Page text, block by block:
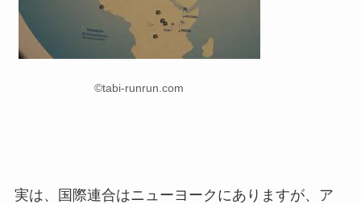
©tabi-runrun.com
実は、国際連合はニューヨークにありますが、ア